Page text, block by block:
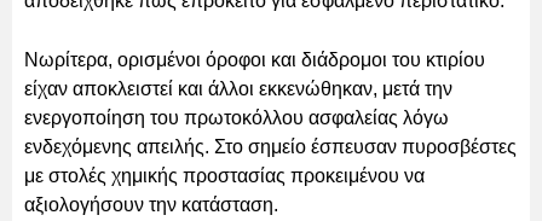
Νωρίτερα, ορισμένοι όροφοι και διάδρομοι του κτιρίου
είχαν αποκλειστεί και άλλοι εκκενώθηκαν, μετά την
ενεργοποίηση του πρωτοκόλλου ασφαλείας λόγω
ενδεχόμενης απειλής. Στο σημείο έσπευσαν πυροσβέστες
με στολές χημικής προστασίας προκειμένου να
αξιολογήσουν την κατάσταση.